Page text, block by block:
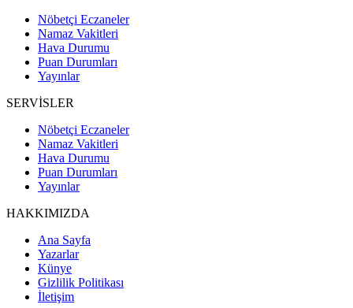
Nöbetçi Eczaneler
Namaz Vakitleri
Hava Durumu
Puan Durumları
Yayınlar
SERVİSLER
Nöbetçi Eczaneler
Namaz Vakitleri
Hava Durumu
Puan Durumları
Yayınlar
HAKKIMIZDA
Ana Sayfa
Yazarlar
Künye
Gizlilik Politikası
İletişim